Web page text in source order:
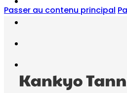
Passer au contenu principal